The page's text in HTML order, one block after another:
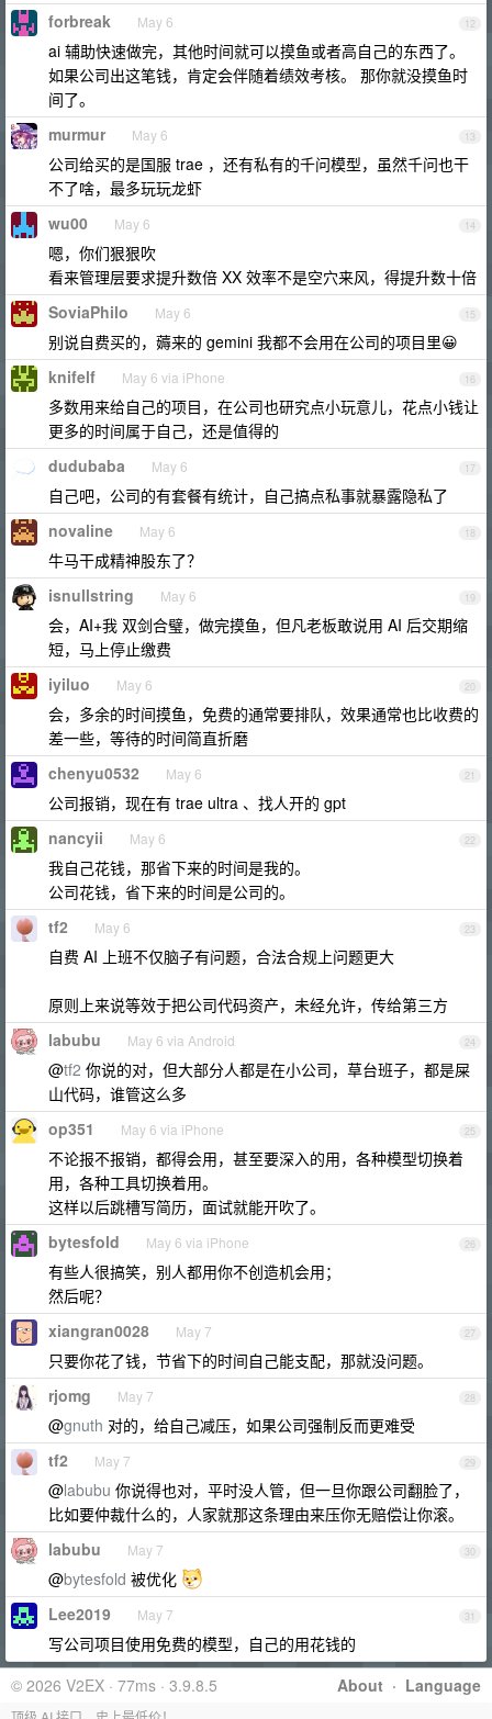
12
forbreak May 6
ai 辅助快速做完，其他时间就可以摸鱼或者高自己的东西了。
如果公司出这笔钱，肯定会伴随着绩效考核。 那你就没摸鱼时
间了。
13
murmur May 6
公司给买的是国服 trae ，还有私有的千问模型，虽然千问也干
不了啥，最多玩玩龙虾
14
wu00 May 6
嗯，你们狠狠吹
看来管理层要求提升数倍 XX 效率不是空穴来风，得提升数十倍
15
SoviaPhilo May 6
别说自费买的，薅来的 gemini 我都不会用在公司的项目里😀
16
knifelf May 6 via iPhone
多数用来给自己的项目，在公司也研究点小玩意儿，花点小钱让
更多的时间属于自己，还是值得的
17
dudubaba May 6
自己吧，公司的有套餐有统计，自己搞点私事就暴露隐私了
18
novaline May 6
牛马干成精神股东了？
19
isnullstring May 6
会，AI+我 双剑合璧，做完摸鱼，但凡老板敢说用 AI 后交期缩
短，马上停止缴费
20
iyiluo May 6
会，多余的时间摸鱼，免费的通常要排队，效果通常也比收费的
差一些，等待的时间简直折磨
21
chenyu0532 May 6
公司报销，现在有 trae ultra 、找人开的 gpt
22
nancyii May 6
我自己花钱，那省下来的时间是我的。
公司花钱，省下来的时间是公司的。
23
tf2 May 6
自费 AI 上班不仅脑子有问题，合法合规上问题更大
原则上来说等效于把公司代码资产，未经允许，传给第三方
24
labubu May 6 via Android
@tf2 你说的对，但大部分人都是在小公司，草台班子，都是屎
山代码，谁管这么多
25
op351 May 6 via iPhone
不论报不报销，都得会用，甚至要深入的用，各种模型切换着
用，各种工具切换着用。
这样以后跳槽写简历，面试就能开吹了。
26
bytesfold May 6 via iPhone
有些人很搞笑，别人都用你不创造机会用；
然后呢？
27
xiangran0028 May 7
只要你花了钱，节省下的时间自己能支配，那就没问题。
28
rjomg May 7
@gnuth 对的，给自己减压，如果公司强制反而更难受
29
tf2 May 7
@labubu 你说得也对，平时没人管，但一旦你跟公司翻脸了，
比如要仲裁什么的，人家就那这条理由来压你无赔偿让你滚。
30
labubu May 7
@bytesfold 被优化
31
Lee2019 May 7
写公司项目使用免费的模型，自己的用花钱的
About · Language
© 2026 V2EX · 77ms · 3.9.8.5